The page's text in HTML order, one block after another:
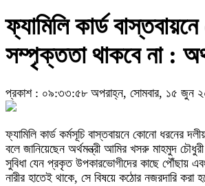
ফ্যামিলি কার্ড
সম্পৃক্ততা থাকবে না :
প্রকাশ : ০৯:৩৩:৫৮ অপরাহ্ন, সোমবার, ১৫ জুন
ফ্যামিলি কার্ড কর্মসূচি বাস্তবায়নে কোনো ধরনের
বলে জানিয়েছেন অর্থমন্ত্রী আমির খসরু মাহমুদ
সুবিধা যেন প্রকৃত উপকারভোগীদের কাছে পৌঁছায়
নারীর হাতেই থাকে, সে বিষয়ে কঠোর নজরদারি করা